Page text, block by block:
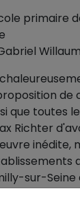
primaire
de
que toutes
Richter
inédite,
sur-Seine
sur-